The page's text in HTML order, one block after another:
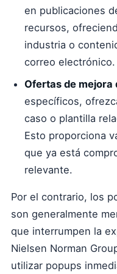
en publicaciones
recursos,
industria o
correo electrónico.
Ofertas de mejora
específicos,
caso o plantilla
Esto proporciona
que ya está
relevante.
Por el contrario, los
son generalmente
que interrumpen la
Nielsen Norman
utilizar popups